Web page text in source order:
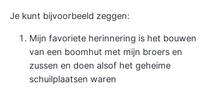
Je kunt bijvoorbeeld zeggen:
Mijn favoriete herinnering is het bouwen
van een boomhut met mijn broers en
zussen en doen alsof het geheime
schuilplaatsen waren